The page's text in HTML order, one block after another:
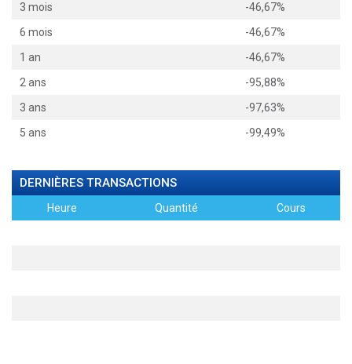
3 mois
-46,67%
6 mois
-46,67%
1 an
-46,67%
2 ans
-95,88%
3 ans
-97,63%
5 ans
-99,49%
DERNIÈRES TRANSACTIONS
Heure Quantité Cours